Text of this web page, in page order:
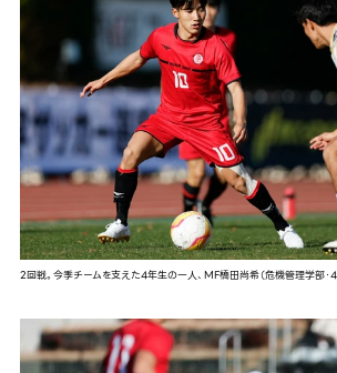
2回戦。今季チームを支えた4年生の一人、MF橋田尚希（危機管理学部・4